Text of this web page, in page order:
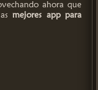
ahora que
mejores app para